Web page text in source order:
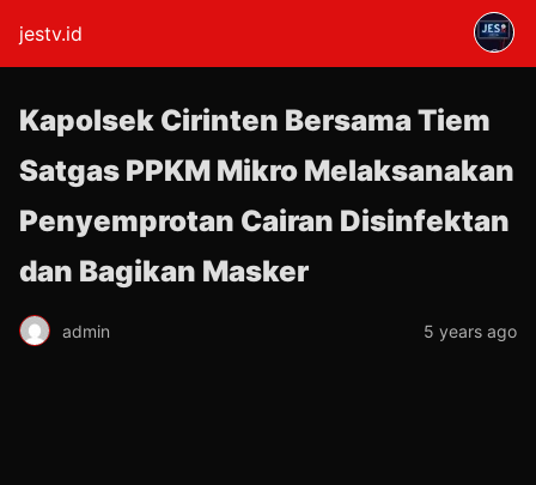
jestv.id
Kapolsek Cirinten Bersama Tiem
Satgas PPKM Mikro Melaksanakan
Penyemprotan Cairan Disinfektan
dan Bagikan Masker
admin 5 years ago